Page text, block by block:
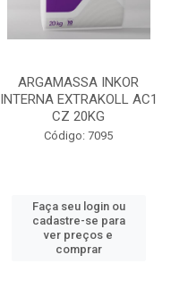
ARGAMASSA INKOR
INTERNA EXTRAKOLL AC1
CZ 20KG
Código: 7095
Faça seu login ou
cadastre-se para
ver preços e
comprar